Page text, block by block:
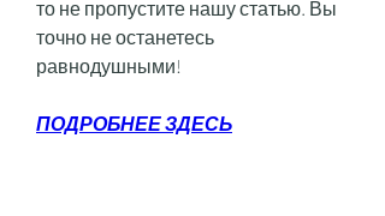
то не пропустите нашу статью. Вы
точно не останетесь
равнодушными!
ПОДРОБНЕЕ ЗДЕСЬ